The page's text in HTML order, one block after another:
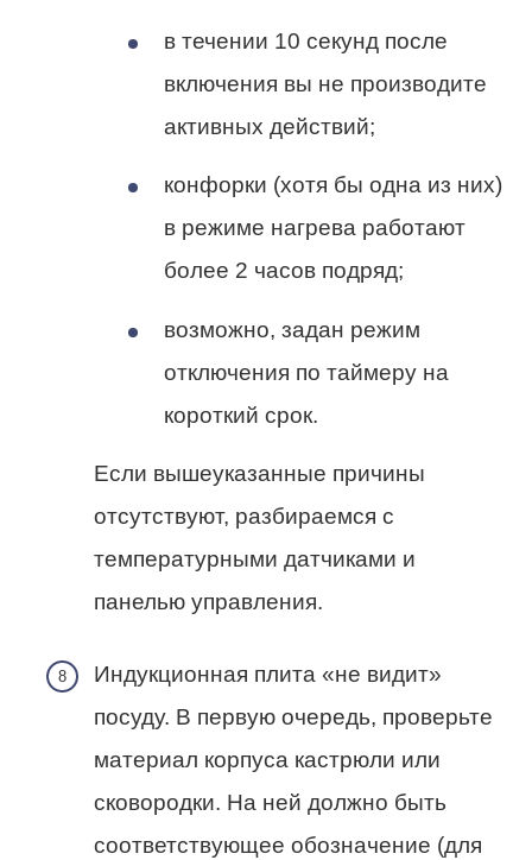
в течении 10 секунд после
включения вы не производите
активных действий;
конфорки (хотя бы одна из них)
в режиме нагрева работают
более 2 часов подряд;
возможно, задан режим
отключения по таймеру на
короткий срок.
Если вышеуказанные причины
отсутствуют, разбираемся с
температурными датчиками и
панелью управления.
Индукционная плита «не видит»
посуду. В первую очередь, проверьте
материал корпуса кастрюли или
сковородки. На ней должно быть
соответствующее обозначение (для